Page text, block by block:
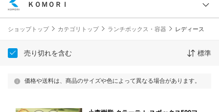
ＫＯＭＯＲＩ
ショップトップ カテゴリトップ ランチボックス・容器 レディース
売り切れを含む 標準
価格や送料は、商品のサイズや色によって異なる場合があります。